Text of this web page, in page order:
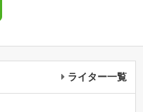
ライター一覧